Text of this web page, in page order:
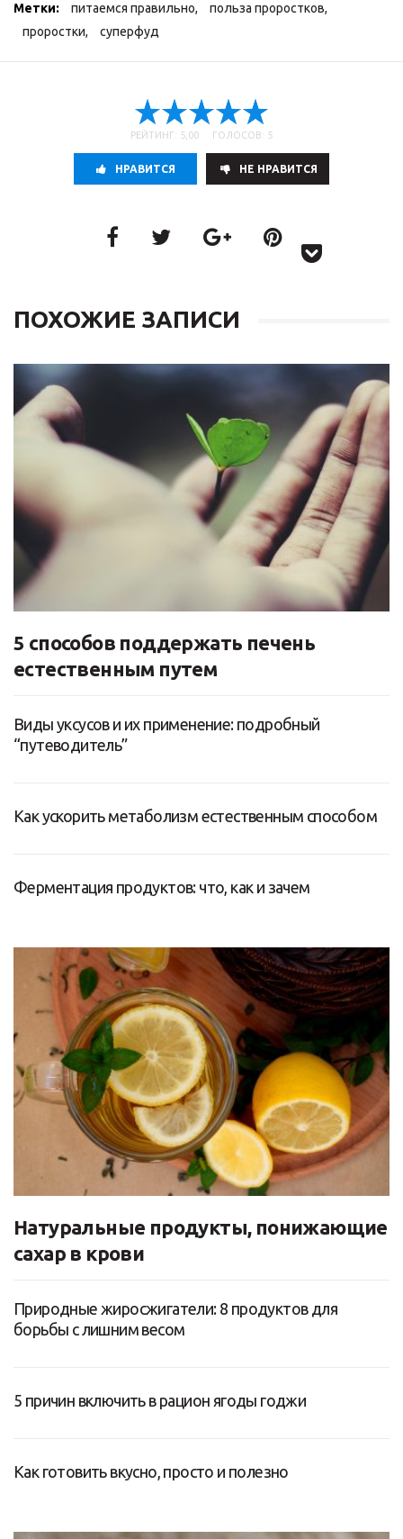
Метки: питаемся правильно, польза проростков,
проростки, суперфуд
РЕЙТИНГ: 5,00 ГОЛОСОВ: 5
НРАВИТСЯ НE НРАВИТСЯ
ПОХОЖИЕ ЗАПИСИ
5 способов поддержать печень
естественным путем
Виды уксусов и их применение: подробный
“путеводитель”
Как ускорить метаболизм естественным способом
Ферментация продуктов: что, как и зачем
Натуральные продукты, понижающие
сахар в крови
Природные жиросжигатели: 8 продуктов для
борьбы с лишним весом
5 причин включить в рацион ягоды годжи
Как готовить вкусно, просто и полезно